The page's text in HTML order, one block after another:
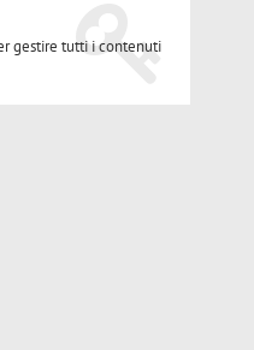
gestire tutti i contenuti